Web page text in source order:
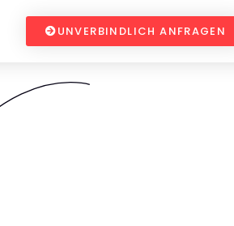
UNVERBINDLICH ANFRAGEN